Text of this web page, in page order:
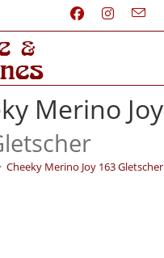
Merino Joy
Cheeky Merino Joy 163 Gletscher